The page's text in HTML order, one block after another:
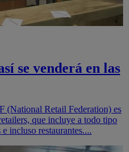
se venderá en las
(National Retail Federation) es
que incluye a todo tipo
incluso restaurantes....